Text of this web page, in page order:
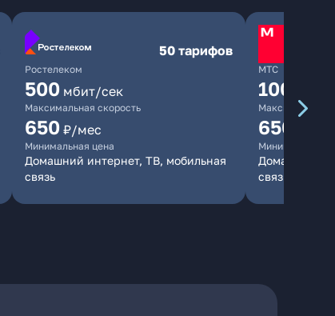
Ростелеком
50 тарифов
500 мбит/сек
Максимальная скорость
650 ₽/мес
Минимальная цена
Домашний интернет, ТВ, мобильная
связь
МТС
1000
Максимальная
650
Минимальная
Домашний
связь